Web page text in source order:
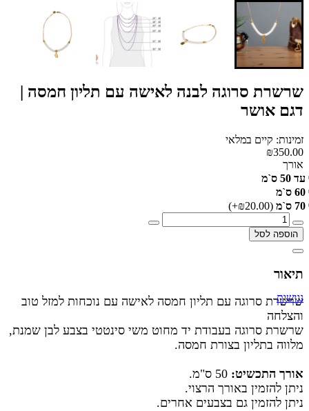
שרשרת סרוגה לבנה לאישה עם תליון חמסה |
דגם אושר
זמינות: קיים במלאי
₪350.00
אורך
עד 50 ס`מ
60 ס`מ
70 ס`מ
(₪20.00+)
הוספה לסל
תיאור
שרשרת סרוגה עם תליון חמסה לאישה עם נוכחות למזל טוב
והצלחה
שרשרת סרוגה בעבודת יד מחוט משי סינטטי בצבע לבן שמנת,
מלווה בתליון בצורת חמסה.
אורך התכשיט:
ניתן להזמין באורך הרצוי.
ניתן להזמין גם בצבעים אחרים.
נגישות